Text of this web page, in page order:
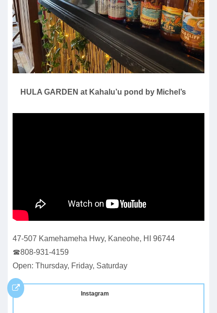
HULA GARDEN at Kahalu’u pond by Michel’s
47-507 Kamehameha Hwy, Kaneohe, HI 96744
☎808-931-4159
Open: Thursday, Friday, Saturday
Instagram